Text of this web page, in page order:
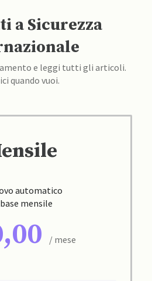
a Sicurezza
e leggi tutti gli articoli.
quando vuoi.
automatico
mensile
/ mese